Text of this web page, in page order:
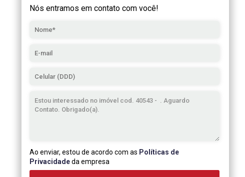
Nós entramos em contato com você!
Ao enviar, estou de acordo com as Políticas de
Privacidadeda empresa